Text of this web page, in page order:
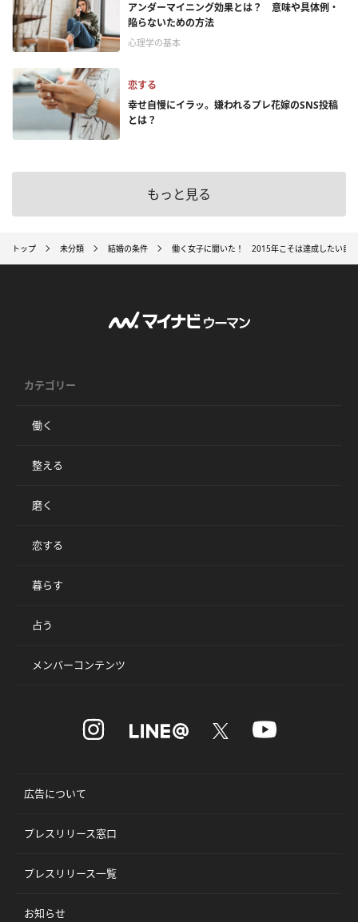
アンダーマイニング効果とは？ 意味や具体例・
陥らないための方法
心理学の基本
恋する
幸せ自慢にイラッ。嫌われるプレ花嫁のSNS投稿
とは？
もっと見る
トップ 未分類 結婚の条件 働く女子に聞いた！ 2015年こそは達成したい目
カテゴリー
働く
整える
磨く
恋する
暮らす
占う
メンバーコンテンツ
広告について
プレスリリース窓口
プレスリリース一覧
お知らせ